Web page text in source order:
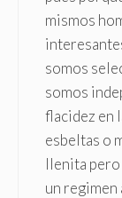
mismos
somos
somos
flacidez en
esbeltas o
llenita pero
un regimen